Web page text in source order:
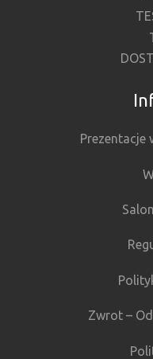
Prezentacje
Zwrot –